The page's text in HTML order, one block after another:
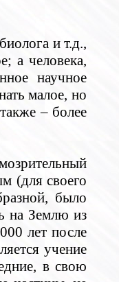
и т.д.,
а человека,
научное
малое, но
– более
(для своего
было
на Землю из
лет после
учение
в свою